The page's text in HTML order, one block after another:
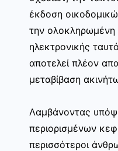
έκδοση
την ολοκληρωμένη
ηλεκτρονικής
αποτελεί πλέον
μεταβίβαση
Λαμβάνοντας
περιορισμένων
περισσότεροι